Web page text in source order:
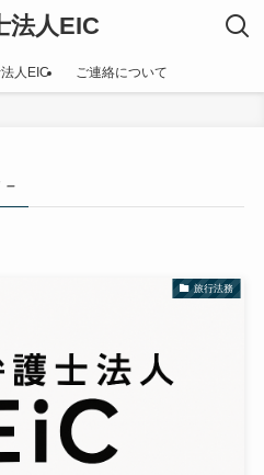
法人EIC
人EIC ご連絡について
–
旅行法務